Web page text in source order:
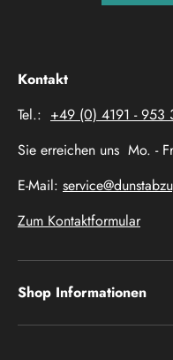
Kontakt
Tel.: +49 (0) 4191 - 953
Sie erreichen uns Mo. -
E-Mail:
Zum Kontaktformular
Shop Informationen